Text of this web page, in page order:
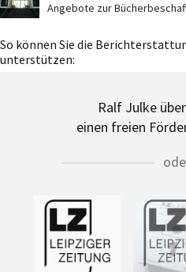
Angebote zur
So können Sie die
unterstützen:
Ralf Julke über
einen freien